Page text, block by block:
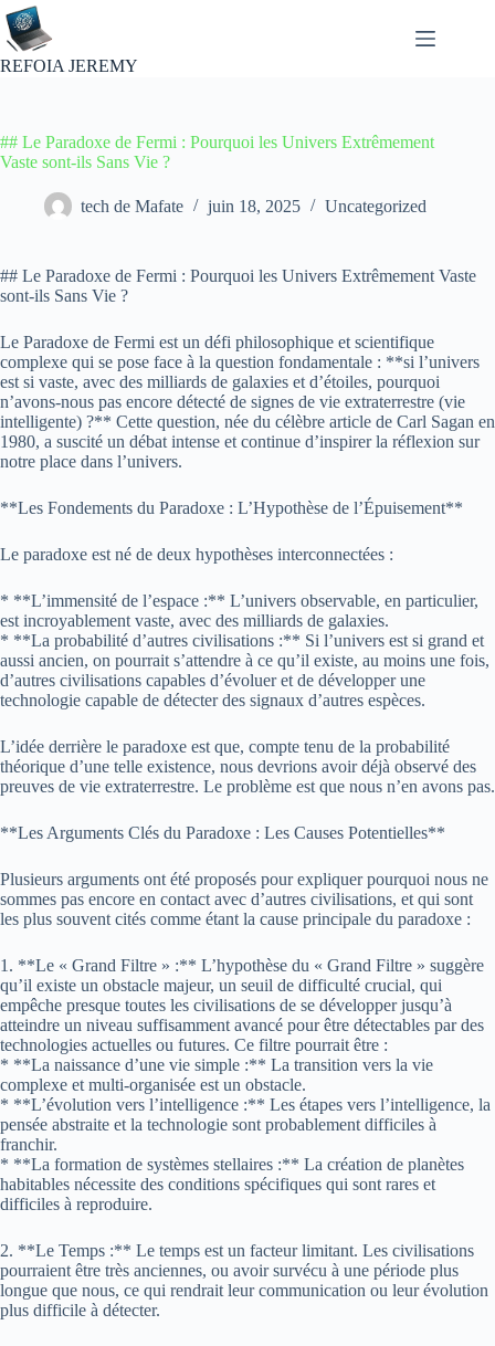
Passer
au
contenu
REFOIA JEREMY
## Le Paradoxe de Fermi : Pourquoi les Univers Extrêmement
Vaste sont-ils Sans Vie ?
tech de Mafate juin 18, 2025 Uncategorized
## Le Paradoxe de Fermi : Pourquoi les Univers Extrêmement Vaste
sont-ils Sans Vie ?
Le Paradoxe de Fermi est un défi philosophique et scientifique
complexe qui se pose face à la question fondamentale : **si l’univers
est si vaste, avec des milliards de galaxies et d’étoiles, pourquoi
n’avons-nous pas encore détecté de signes de vie extraterrestre (vie
intelligente) ?** Cette question, née du célèbre article de Carl Sagan en
1980, a suscité un débat intense et continue d’inspirer la réflexion sur
notre place dans l’univers.
**Les Fondements du Paradoxe : L’Hypothèse de l’Épuisement**
Le paradoxe est né de deux hypothèses interconnectées :
* **L’immensité de l’espace :** L’univers observable, en particulier,
est incroyablement vaste, avec des milliards de galaxies.
* **La probabilité d’autres civilisations :** Si l’univers est si grand et
aussi ancien, on pourrait s’attendre à ce qu’il existe, au moins une fois,
d’autres civilisations capables d’évoluer et de développer une
technologie capable de détecter des signaux d’autres espèces.
L’idée derrière le paradoxe est que, compte tenu de la probabilité
théorique d’une telle existence, nous devrions avoir déjà observé des
preuves de vie extraterrestre. Le problème est que nous n’en avons pas.
**Les Arguments Clés du Paradoxe : Les Causes Potentielles**
Plusieurs arguments ont été proposés pour expliquer pourquoi nous ne
sommes pas encore en contact avec d’autres civilisations, et qui sont
les plus souvent cités comme étant la cause principale du paradoxe :
1. **Le « Grand Filtre » :** L’hypothèse du « Grand Filtre » suggère
qu’il existe un obstacle majeur, un seuil de difficulté crucial, qui
empêche presque toutes les civilisations de se développer jusqu’à
atteindre un niveau suffisamment avancé pour être détectables par des
technologies actuelles ou futures. Ce filtre pourrait être :
* **La naissance d’une vie simple :** La transition vers la vie
complexe et multi-organisée est un obstacle.
* **L’évolution vers l’intelligence :** Les étapes vers l’intelligence, la
pensée abstraite et la technologie sont probablement difficiles à
franchir.
* **La formation de systèmes stellaires :** La création de planètes
habitables nécessite des conditions spécifiques qui sont rares et
difficiles à reproduire.
2. **Le Temps :** Le temps est un facteur limitant. Les civilisations
pourraient être très anciennes, ou avoir survécu à une période plus
longue que nous, ce qui rendrait leur communication ou leur évolution
plus difficile à détecter.